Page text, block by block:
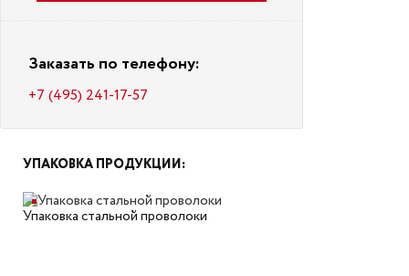
Заказать по телефону:
+7 (495) 241-17-57
УПАКОВКА ПРОДУКЦИИ:
Упаковка стальной проволоки